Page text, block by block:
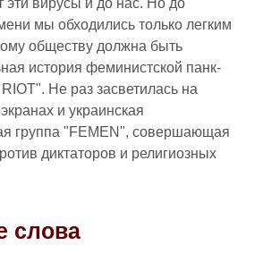
эти вирусы и до нас. Но до
мы обходились только легким
обществу должна быть
история феминистской панк-
Не раз засветилась на
и украинская
группа "FEMEN", совершающая
диктаторов и религиозных
слова